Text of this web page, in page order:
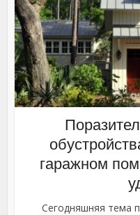
гаражном
Сегодняшняя тема